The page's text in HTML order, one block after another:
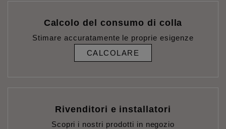
Calcolo del consumo di colla
Stimare accuratamente le proprie esigenze
CALCOLARE
Rivenditori e installatori
Scopri i nostri prodotti in negozio